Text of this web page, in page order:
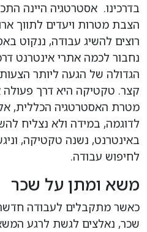
בדרכינו. אסטרטגיה היינה
הצבת מטרות ויעדים לתווך
רוצים להשיג עבודה, ננקוט
נחבור לכמה אתרי אינטרנט
הגדולה של הגעה ליותר
קצר. טקטיקה היא דרך
מטרת האסטרטגיה הכללית,
לדוגמה, במידה ולא נצליח
באינטרנט, נשנה טקטיקה,
לחיפוש עבודה.
משא ומתן על שכר
כאשר מתקבלים לעבודה
שכר, נאלצים לגשת לרגע